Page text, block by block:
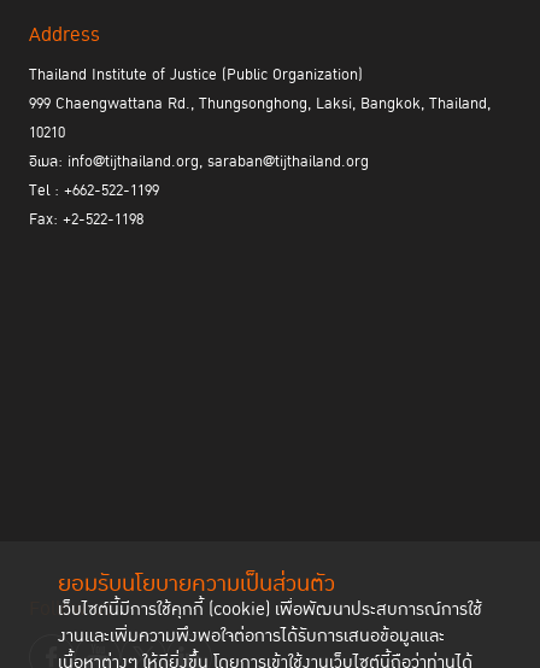
ยอมรับนโยบายความเป็นส่วนตัว
เว็บไซต์นี้มีการใช้คุกกี้ (cookie) เพื่อพัฒนาประสบการณ์การใช้
งานและเพิ่มความพึงพอใจต่อการได้รับการเสนอข้อมูลและ
Address
Thailand Institute of Justice (Public Organization)
999 Chaengwattana Rd., Thungsonghong, Laksi, Bangkok, Thailand,
10210
อีเมล: info@tijthailand.org, saraban@tijthailand.org
Tel : +662-522-1199
Fax: +2-522-1198
Follow us